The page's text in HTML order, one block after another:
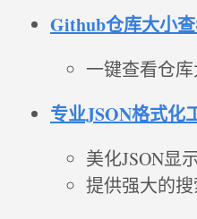
Github仓库大小
一键查看仓
专业JSON格式化
美化JSON显
提供强大的